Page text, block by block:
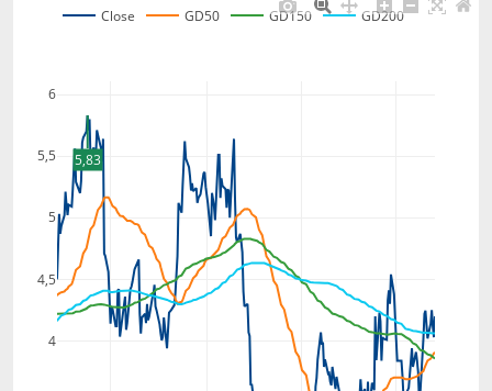
4
4,5
5
5,5
6
Close GD50 GD150 GD200
5,83